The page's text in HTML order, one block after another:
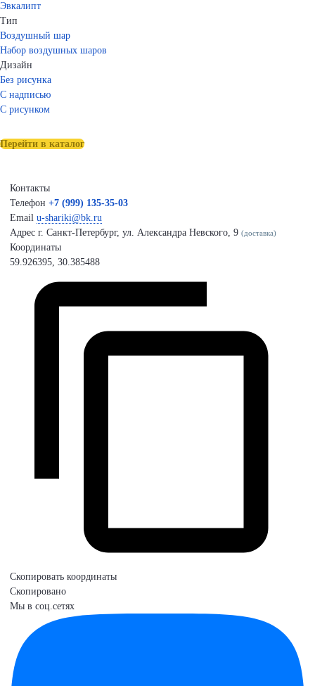
Эвкалипт
Тип
Воздушный шар
Набор воздушных шаров
Дизайн
Без рисунка
С надписью
С рисунком
Перейти в каталог
Контакты
Телефон +7 (999) 135-35-03
Email u-shariki@bk.ru
Адрес г. Санкт-Петербург, ул. Александра Невского, 9 (доставка)
Координаты
59.926395, 30.385488
Скопировать координаты
Скопировано
Мы в соц.сетях